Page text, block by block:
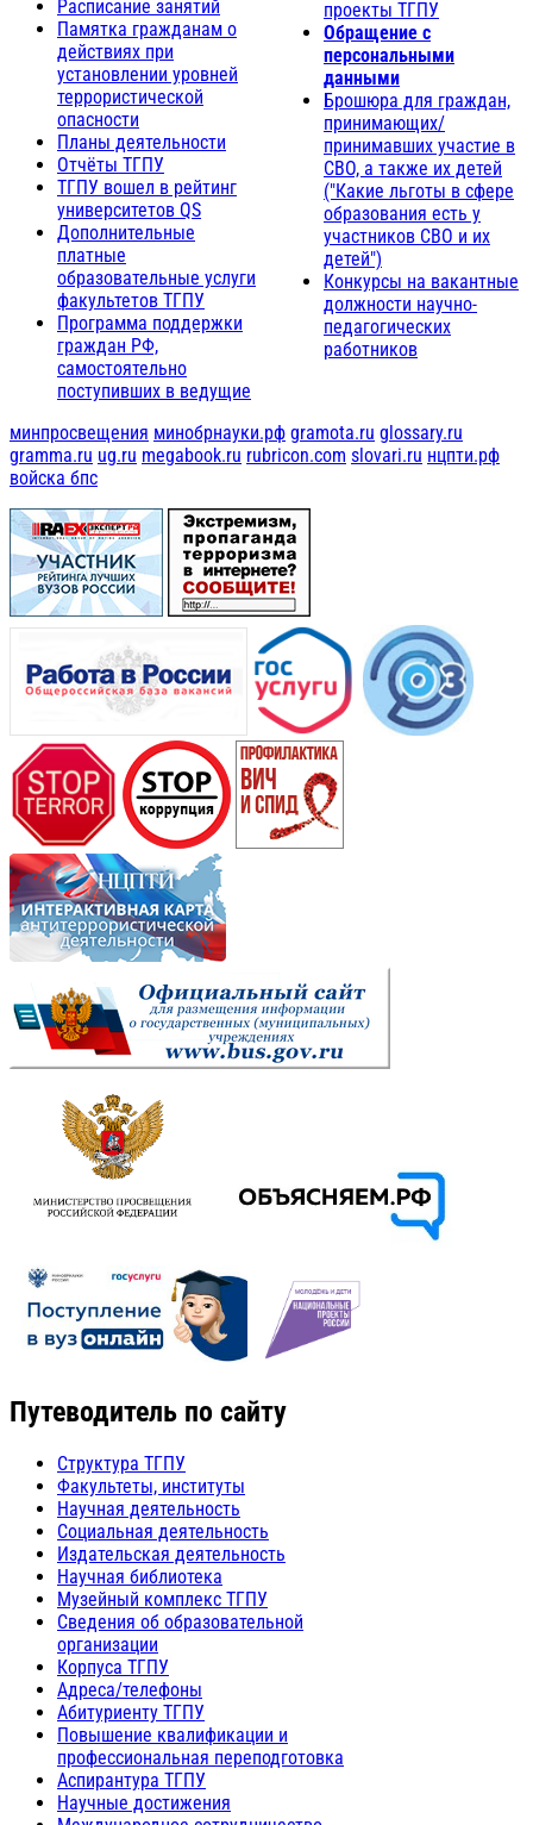
Расписание занятий
Памятка гражданам о
действиях при
установлении уровней
террористической
опасности
Планы деятельности
Отчёты ТГПУ
ТГПУ вошел в рейтинг
университетов QS
Дополнительные
платные
образовательные услуги
факультетов ТГПУ
Программа поддержки
граждан РФ,
самостоятельно
поступивших в ведущие
проекты ТГПУ
Обращение с
персональными
данными
Брошюра для граждан,
принимающих/
принимавших участие в
СВО, а также их детей
("Какие льготы в сфере
образования есть у
участников СВО и их
детей")
Конкурсы на вакантные
должности научно-
педагогических
работников
минпросвещения минобрнауки.рф gramota.ru glossary.ru
gramma.ru ug.ru megabook.ru rubricon.com slovari.ru нцпти.рф
войска бпс
Путеводитель по сайту
Структура ТГПУ
Факультеты, институты
Научная деятельность
Социальная деятельность
Издательская деятельность
Научная библиотека
Музейный комплекс ТГПУ
Сведения об образовательной
организации
Корпуса ТГПУ
Адреса/телефоны
Абитуриенту ТГПУ
Повышение квалификации и
профессиональная переподготовка
Аспирантура ТГПУ
Научные достижения